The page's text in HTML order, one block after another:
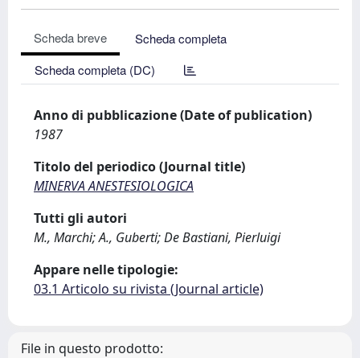
Scheda breve
Scheda completa
Scheda completa (DC)
Anno di pubblicazione (Date of publication)
1987
Titolo del periodico (Journal title)
MINERVA ANESTESIOLOGICA
Tutti gli autori
M., Marchi; A., Guberti; De Bastiani, Pierluigi
Appare nelle tipologie:
03.1 Articolo su rivista (Journal article)
File in questo prodotto: